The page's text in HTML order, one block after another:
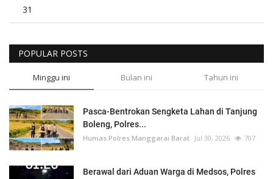
31
POPULAR POSTS
Minggu ini Bulan ini Tahun ini
Pasca-Bentrokan Sengketa Lahan di Tanjung
Boleng, Polres...
Humas Polres Manggarai Barat Jul 30, 2026 707
Berawal dari Aduan Warga di Medsos, Polres